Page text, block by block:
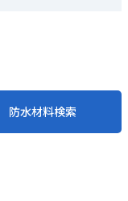
防水材料検索